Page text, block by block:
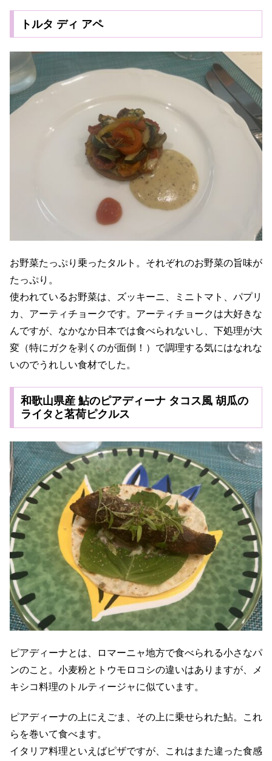
トルタ ディ アペ
お野菜たっぷり乗ったタルト。それぞれのお野菜の旨味が
たっぷり。
使われているお野菜は、ズッキーニ、ミニトマト、パプリ
カ、アーティチョークです。アーティチョークは大好きな
んですが、なかなか日本では食べられないし、下処理が大
変（特にガクを剥くのが面倒！）で調理する気にはなれな
いのでうれしい食材でした。
和歌山県産 鮎のピアディーナ タコス風 胡瓜の
ライタと茗荷ピクルス
ピアディーナとは、ロマーニャ地方で食べられる小さなパ
ンのこと。小麦粉とトウモロコシの違いはありますが、メ
キシコ料理のトルティージャに似ています。
ピアディーナの上にえごま、その上に乗せられた鮎。これ
らを巻いて食べます。
イタリア料理といえばピザですが、これはまた違った食感